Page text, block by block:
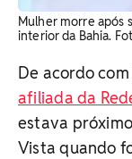
Mulher morre após
interior da Bahia.
De acordo
afiliada da
estava
Vista quando